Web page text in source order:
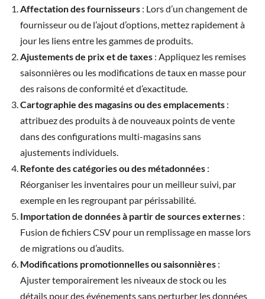
Affectation des fournisseurs : Lors d’un changement de
fournisseur ou de l’ajout d’options, mettez rapidement à
jour les liens entre les gammes de produits.
Ajustements de prix et de taxes : Appliquez les remises
saisonnières ou les modifications de taux en masse pour
des raisons de conformité et d’exactitude.
Cartographie des magasins ou des emplacements :
attribuez des produits à de nouveaux points de vente
dans des configurations multi-magasins sans
ajustements individuels.
Refonte des catégories ou des métadonnées :
Réorganiser les inventaires pour un meilleur suivi, par
exemple en les regroupant par périssabilité.
Importation de données à partir de sources externes :
Fusion de fichiers CSV pour un remplissage en masse lors
de migrations ou d’audits.
Modifications promotionnelles ou saisonnières :
Ajuster temporairement les niveaux de stock ou les
détails pour des événements sans perturber les données